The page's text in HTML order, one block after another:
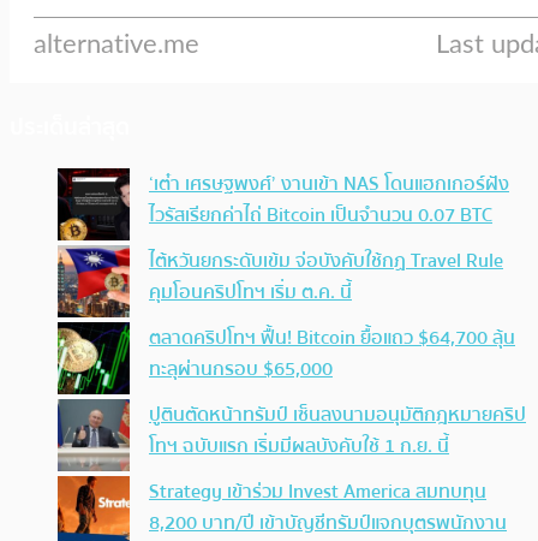
‘เต๋า เศรษฐพงศ์’ งานเข้า NAS โดนแฮกเกอร์ฝัง
ไวรัสเรียกค่าไถ่ Bitcoin เป็นจำนวน 0.07 BTC
ไต้หวันยกระดับเข้ม จ่อบังคับใช้กฏ Travel Rule
คุมโอนคริปโทฯ เริ่ม ต.ค. นี้
ตลาดคริปโทฯ ฟื้น! Bitcoin ยื้อแถว $64,700 ลุ้น
ทะลุผ่านกรอบ $65,000
ปูตินตัดหน้าทรัมป์ เซ็นลงนามอนุมัติกฎหมายคริป
โทฯ ฉบับแรก เริ่มมีผลบังคับใช้ 1 ก.ย. นี้
Strategy เข้าร่วม Invest America สมทบทุน
8,200 บาท/ปี เข้าบัญชีทรัมป์แจกบุตรพนักงาน